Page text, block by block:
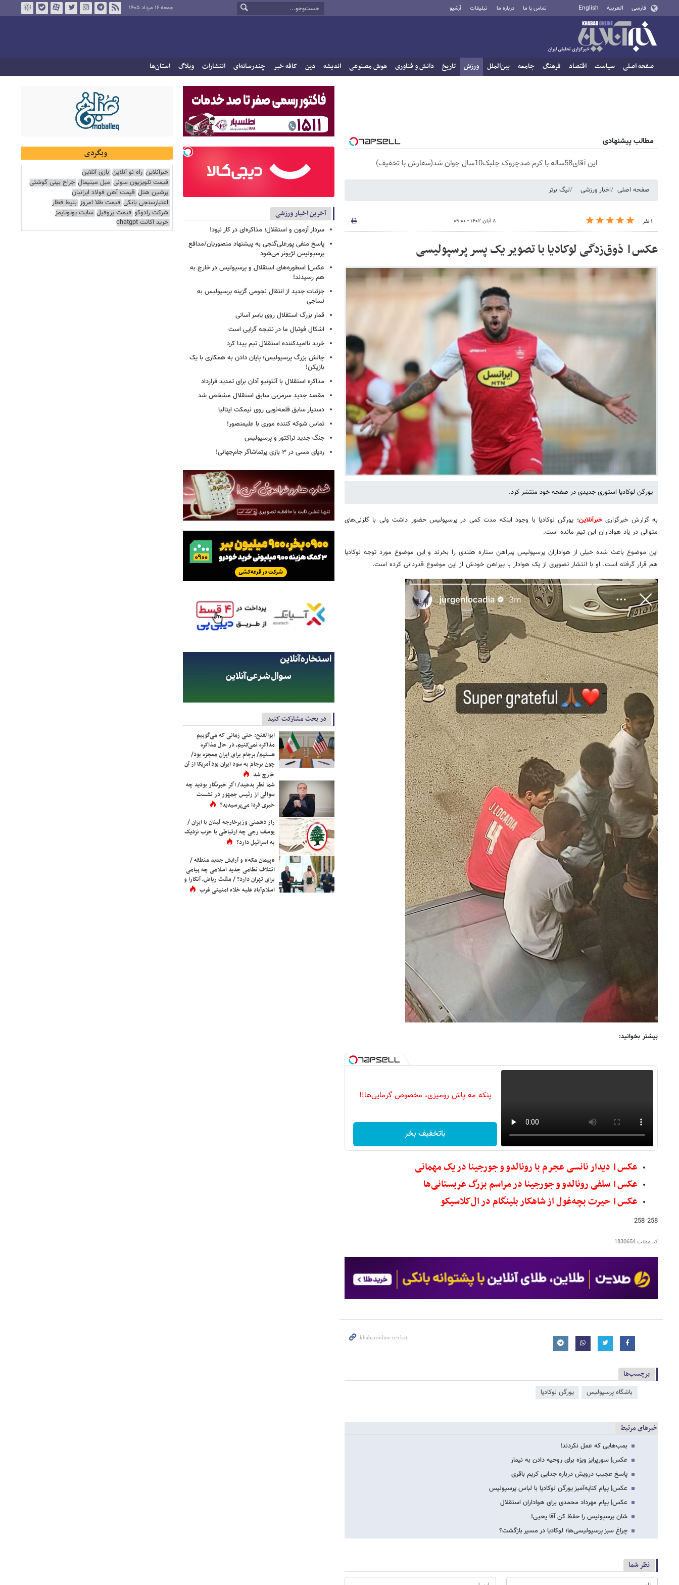
فارسی العربية English تماس با ما درباره ما تبلیغات آرشیو جمعه ۱۶ مرداد ۱۴۰۵
صفحه اصلی سیاست اقتصاد فرهنگ جامعه بین‌الملل ورزش تاریخ دانش و فناوری هوش مصنوعی اندیشه دین کافه خبر چندرسانه‌ای انتشارات وبلاگ استان‌ها
مطالب پیشنهادی
این آقای58ساله با کرم ضدچروک جلبک10سال جوان شد(سفارش با تخفیف)
صفحه اصلی اخبار ورزشی لیگ برتر
۱ نفر ۸ آبان ۱۴۰۲ - ۰۹:۰۰
عکس‌| ذوق‌زدگی لوکادیا با تصویر یک پسر پرسپولیسی
یورگن لوکادیا استوری جدیدی در صفحه خود منتشر کرد.
به گزارش خبرگزاریخبرآنلاین؛ یورگن لوکادیا با وجود اینکه مدت کمی در پرسپولیس حضور داشت ولی با گلزنی‌های
متوالی در یاد هواداران این تیم مانده است.
این موضوع باعث شده خیلی از هواداران پرسپولیس پیراهن ستاره هلندی را بخرند و این موضوع مورد توجه لوکادیا
هم قرار گرفته است. او با انتشار تصویری از یک هوادار با پیراهن خودش از این موضوع قدردانی کرده است.
بیشتر بخوانید:
پنکه مه پاش رومیزی، مخصوص گرمایی‌ها!!
باتخفیف بخر
عکس| دیدار نانسی عجرم با رونالدو و جورجینا در یک مهمانی
عکس‌| سلفی رونالدو و جورجینا در مراسم بزرگ عربستانی‌ها
عکس‌| حیرت بچه‌غول از شاهکار بلینگام در ال‌کلاسیکو
258 258
کد مطلب1830654
برچسب‌ها
باشگاه پرسپولیس یورگن لوکادیا
خبرهای مرتبط
بمب‌هایی که عمل نکردند!
عکس‌| سورپرایز ویژه برای روحیه دادن به نیمار
پاسخ عجیب درویش درباره جدایی کریم باقری
عکس‌| پیام کنایه‌آمیز یورگن لوکادیا با لباس پرسپولیس
عکس‌| پیام مهرداد محمدی برای هواداران استقلال
شان پرسپولیس را حفظ کن آقا یحیی!
چراغ سبز پرسپولیسی‌ها؛ لوکادیا در مسیر بازگشت؟
نظر شما
آخرین اخبار ورزشی
سردار آزمون و استقلال؛ مذاکره‌ای در کار نبود!
پاسخ منفی پورعلی‌گنجی به پیشنهاد منصوریان/مدافع
پرسپولیس لژیونر می‌شود
عکس| اسطوره‌های استقلال و پرسپولیس در خارج به
هم رسیدند!
جزئیات جدید از انتقال نجومی گزینه پرسپولیس به
نساجی
قمار بزرگ استقلال روی یاسر آسانی
اشکال فوتبال ما در نتیجه گرایی است
خرید ناامیدکننده استقلال تیم پیدا کرد
چالش بزرگ پرسپولیس؛ پایان دادن به همکاری با یک
بازیکن!
مذاکره استقلال با آنتونیو آدان برای تمدید قرارداد
مقصد جدید سرمربی سابق استقلال مشخص شد
دستیار سابق قلعه‌نویی روی نیمکت ایتالیا
تماس شوکه کننده موری با علیمنصور!
جنگ جدید تراکتور و پرسپولیس
ردپای مسی در ۳ بازی پرتماشاگر جام‌جهانی!
در بحث مشارکت کنید
ابوالفتح: حتی زمانی که می‌گوییم
مذاکره نمی‌کنیم، در حال مذاکره
هستیم/ برجام برای ایران معجزه بود/
چون برجام به سود ایران بود آمریکا از آن
خارج شد
شما نظر بدهید/ اگر خبرنگار بودید چه
سوالی از رئیس جمهور در نشست
خبری فردا می‌پرسیدید؟
راز دشمنی وزیرخارجه لبنان با ایران /
یوسف رجی چه ارتباطی با حزب نزدیک
به اسرائیل دارد؟
«پیمان مکه» و آرایش جدید منطقه /
ائتلاف نظامی جدید اسلامی چه پیامی
برای تهران دارد؟ / مثلث ریاض، آنکارا و
اسلام‌آباد علیه خلاء امنیتی غرب
وبگردی
خبرآنلاین راه نو آنلاین بازی آنلاین
قیمت تلویزیون سونی مبل مینیمال جراح بینی گوشتی
پرشین هتل قیمت آهن فولاد ایرانیان
اعتبارسنجی بانکی قیمت طلا امروز بلیط قطار
شرکت رادوکو قیمت پروفیل سایت یوتوتایمز
خرید اکانت chatgpt